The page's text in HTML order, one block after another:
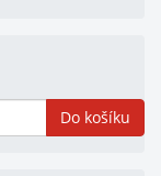
Do košíku